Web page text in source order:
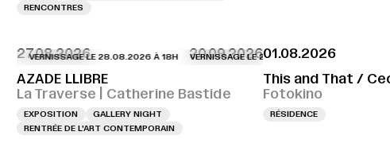
RENCONTRES
27.08.2026 20.09.2026
VERNISSAGE LE 28.08.2026 À 18H VERNISSAGE LE 28.08.2026 À 18H VERNISSAGE
AZADE LLIBRE
La Traverse | Catherine Bastide
EXPOSITION
GALLERY NIGHT
RENTRÉE DE L'ART CONTEMPORAIN
01.08.2026
This and That /
Fotokino
RÉSIDENCE